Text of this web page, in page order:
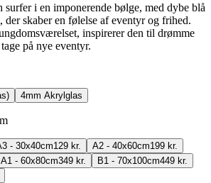
surfer i en imponerende bølge, med dybe blå
der skaber en følelse af eventyr og frihed.
inspirerer den til drømme
på nye eventyr.
4mm Akrylglas
- 30x40cm129 kr. A2 - 40x60cm199 kr.
A1 - 60x80cm349 kr. B1 - 70x100cm449 kr.